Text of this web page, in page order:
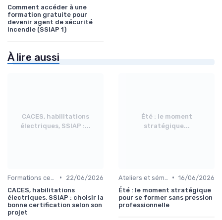
Comment accéder à une
formation gratuite pour
devenir agent de sécurité
incendie (SSIAP 1)
À lire aussi
CACES, habilitations
électriques, SSIAP :...
•
22/06/2026
CACES, habilitations
électriques, SSIAP : choisir la
bonne certification selon son
projet
Été : le moment
stratégique...
• 16/06/2026
Été : le moment stratégique
pour se former sans pression
professionnelle